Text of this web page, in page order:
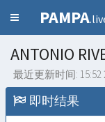
PAMPA
ANTONIO
最近更新时间:
即时结果